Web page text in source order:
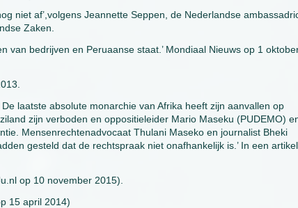
niet af’,volgens Jeannette Seppen, de Nederlandse
Zaken.
van bedrijven en Peruaanse staat.’ Mondiaal Nieuws op 1
De laatste absolute monarchie van Afrika heeft zijn aanvallen op
zijn verboden en oppositieleider Mario Maseku (PUDEMO)
Mensenrechtenadvocaat Thulani Maseko en journalist Bheki
gesteld dat de rechtspraak niet onafhankelijk is.’ In een
op 10 november 2015).
15 april 2014)